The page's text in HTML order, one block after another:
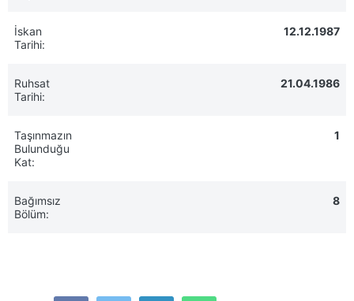
İskan
Tarihi:
12.12.1987
Ruhsat
Tarihi:
21.04.1986
Taşınmazın
Bulunduğu
Kat:
1
Bağımsız
Bölüm:
8